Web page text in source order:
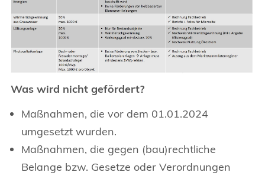
Was wird nicht gefördert?
Maßnahmen, die vor dem 01.01.2024
umgesetzt wurden.
Maßnahmen, die gegen (bau)rechtliche
Belange bzw. Gesetze oder Verordnungen